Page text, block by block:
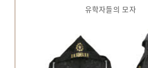
유학자들의 모자